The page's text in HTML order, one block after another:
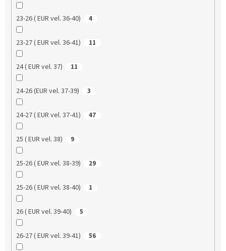
23-26 ( EUR vel. 36-40) 4
23-27 ( EUR vel. 36-41) 11
24 ( EUR vel. 37) 11
24-26 (EUR vel. 37-39) 3
24-27 ( EUR vel. 37-41) 47
25 ( EUR vel. 38) 9
25-26 ( EUR vel. 38-39) 29
25-26 ( EUR vel. 38-40) 1
26 ( EUR vel. 39-40) 5
26-27 ( EUR vel. 39-41) 56